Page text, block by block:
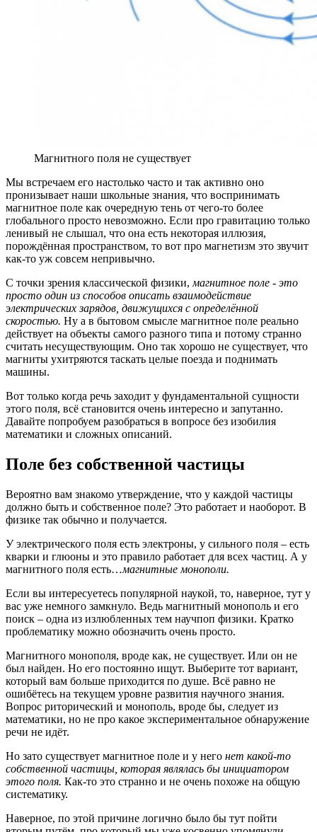
Магнитного поля не существует
Мы встречаем его настолько часто и так активно оно
пронизывает наши школьные знания, что воспринимать
магнитное поле как очередную тень от чего-то более
глобального просто невозможно. Если про гравитацию только
ленивый не слышал, что она есть некоторая иллюзия,
порождённая пространством, то вот про магнетизм это звучит
как-то уж совсем непривычно.
С точки зрения классической физики, магнитное поле - это
просто один из способов описать взаимодействие
электрических зарядов, движущихся с определённой
скоростью. Ну а в бытовом смысле магнитное поле реально
действует на объекты самого разного типа и потому странно
считать несуществующим. Оно так хорошо не существует, что
магниты ухитряются таскать целые поезда и поднимать
машины.
Вот только когда речь заходит у фундаментальной сущности
этого поля, всё становится очень интересно и запутанно.
Давайте попробуем разобраться в вопросе без изобилия
математики и сложных описаний.
Поле без собственной частицы
Вероятно вам знакомо утверждение, что у каждой частицы
должно быть и собственное поле? Это работает и наоборот. В
физике так обычно и получается.
У электрического поля есть электроны, у сильного поля – есть
кварки и глюоны и это правило работает для всех частиц. А у
магнитного поля есть…магнитные монополи.
Если вы интересуетесь популярной наукой, то, наверное, тут у
вас уже немного замкнуло. Ведь магнитный монополь и его
поиск – одна из излюбленных тем научпоп физики. Кратко
проблематику можно обозначить очень просто.
Магнитного монополя, вроде как, не существует. Или он не
был найден. Но его постоянно ищут. Выберите тот вариант,
который вам больше приходится по душе. Всё равно не
ошибётесь на текущем уровне развития научного знания.
Вопрос риторический и монополь, вроде бы, следует из
математики, но не про какое экспериментальное обнаружение
речи не идёт.
Но зато существует магнитное поле и у него нет какой-то
собственной частицы, которая являлась бы инициатором
этого поля. Как-то это странно и не очень похоже на общую
систематику.
Наверное, по этой причине логично было бы тут пойти